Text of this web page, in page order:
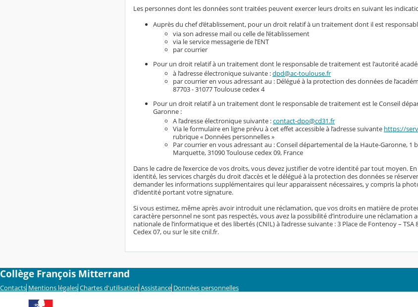
Les personnes dont les données sont traitées peuvent exercer leurs droits en suivant les
Auprès du chef d’établissement, pour un droit relatif à un traitement dont il est
via son adresse mail ou celle de l’établissement
via le service messagerie de l’ENT
par courrier
Pour un droit relatif à un traitement dont le responsable de traitement est l'autorité
à l’adresse électronique suivante :dpd@ac-toulouse.fr
par courrier en vous adressant au : Délégué à la protection des données de
87703 - 31077 Toulouse cedex 4
Pour un droit relatif à un traitement dont le responsable de traitement est le Conseil
Garonne :
A l’adresse électronique suivante :contact-dpo@cd31.fr
Via le formulaire en ligne prévu à cet effet accessible à l’adresse suivante https://
rubrique « Données personnelles »
Par courrier en vous adressant au : Conseil départemental de la Haute-Garonne, 1
Marquette, 31090 Toulouse cedex 09, France
Dans le cadre de l’exercice de vos droits, vous devez justifier de votre identité par tout moyen.
identité, les services chargés du droit d’accès et le délégué à la protection des données se
demander les informations supplémentaires qui leur apparaissent nécessaires, y compris la
d’identité portant votre signature.
Si vous estimez, même après avoir introduit une réclamation, que vos droits en matière de
caractère personnel ne sont pas respectés, vous avez la possibilité d’introduire une réclamation
nationale de l’informatique et des libertés (CNIL) à l’adresse suivante : 3 Place de Fontenoy – TSA
Cedex 07, ou sur le site cnil.fr.
Collège François Mitterrand
Contacts Mentions légales Chartes d'utilisation Assistance Données personnelles